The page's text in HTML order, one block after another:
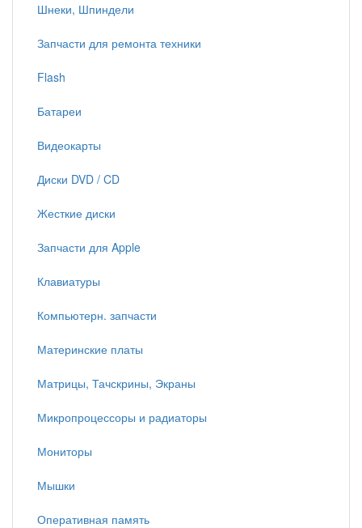
Шнеки, Шпиндели
Запчасти для ремонта техники
Flash
Батареи
Видеокарты
Диски DVD / CD
Жесткие диски
Запчасти для Apple
Клавиатуры
Компьютерн. запчасти
Материнские платы
Матрицы, Тачскрины, Экраны
Микропроцессоры и радиаторы
Мониторы
Мышки
Оперативная память